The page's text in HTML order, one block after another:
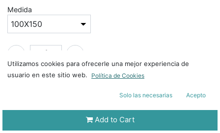
Medida
Add to Cart
SKU: RSO100X150BL400
Estampado:SE - SIN ESTAMPADO
Utilizamos cookies para ofrecerle una mejor experiencia de
usuario en este sitio web.
Política de Cookies
Solo las necesarias Acepto